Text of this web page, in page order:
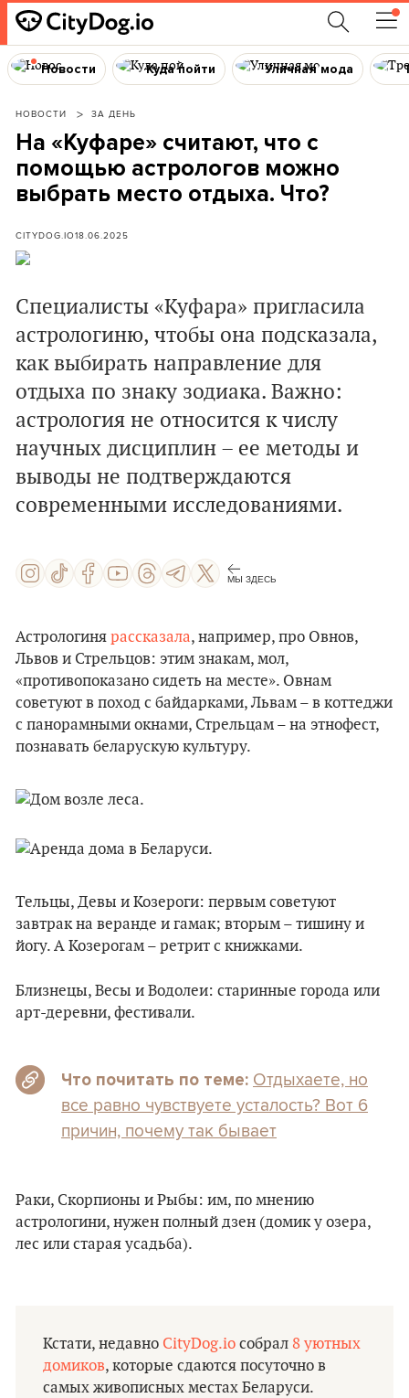
Новости Куда пойти Уличная мода
НОВОСТИ ЗА ДЕНЬ
На «Куфаре» считают, что с
помощью астрологов можно
выбрать место отдыха. Что?
CITYDOG.IO18.06.2025
Специалисты «Куфара» пригласила
астрологиню, чтобы она подсказала,
как выбирать направление для
отдыха по знаку зодиака. Важно:
астрология не относится к числу
научных дисциплин – ее методы и
выводы не подтверждаются
современными исследованиями.
МЫ ЗДЕСЬ
Астрологиня рассказала, например, про Овнов,
Львов и Стрельцов: этим знакам, мол,
«противопоказано сидеть на месте». Овнам
советуют в поход с байдарками, Львам – в коттеджи
с панорамными окнами, Стрельцам – на этнофест,
познавать беларускую культуру.
Тельцы, Девы и Козероги: первым советуют
завтрак на веранде и гамак; вторым – тишину и
йогу. А Козерогам – ретрит с книжками.
Близнецы, Весы и Водолеи: старинные города или
арт-деревни, фестивали.
Что почитать по теме: Отдыхаете, но
все равно чувствуете усталость? Вот 6
причин, почему так бывает
Раки, Скорпионы и Рыбы: им, по мнению
астрологини, нужен полный дзен (домик у озера,
лес или старая усадьба).
Кстати, недавно CityDog.io собрал 8 уютных
домиков, которые сдаются посуточно в
самых живописных местах Беларуси.